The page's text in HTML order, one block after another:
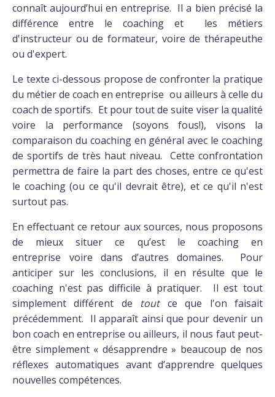
connaît aujourd’hui en entreprise. Il a bien précisé la
différence entre le coaching et les métiers
d'instructeur ou de formateur, voire de thérapeuthe
ou d'expert.
Le texte ci-dessous propose de confronter la pratique
du métier de coach en entreprise ou ailleurs à celle du
coach de sportifs. Et pour tout de suite viser la qualité
voire la performance (soyons fous!), visons la
comparaison du coaching en général avec le coaching
de sportifs de très haut niveau. Cette confrontation
permettra de faire la part des choses, entre ce qu'est
le coaching (ou ce qu'il devrait être), et ce qu'il n'est
surtout pas.
En effectuant ce retour aux sources, nous proposons
de mieux situer ce qu’est le coaching en
entreprise voire dans d’autres domaines. Pour
anticiper sur les conclusions, il en résulte que le
coaching n'est pas difficile à pratiquer. Il est tout
simplement différent de toutce que l'on faisait
précédemment. Il apparaît ainsi que pour devenir un
bon coach en entreprise ou ailleurs, il nous faut peut-
être simplement « désapprendre » beaucoup de nos
réflexes automatiques avant d’apprendre quelques
nouvelles compétences.